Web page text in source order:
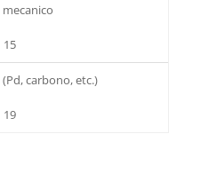
15
carbono, etc.)
19